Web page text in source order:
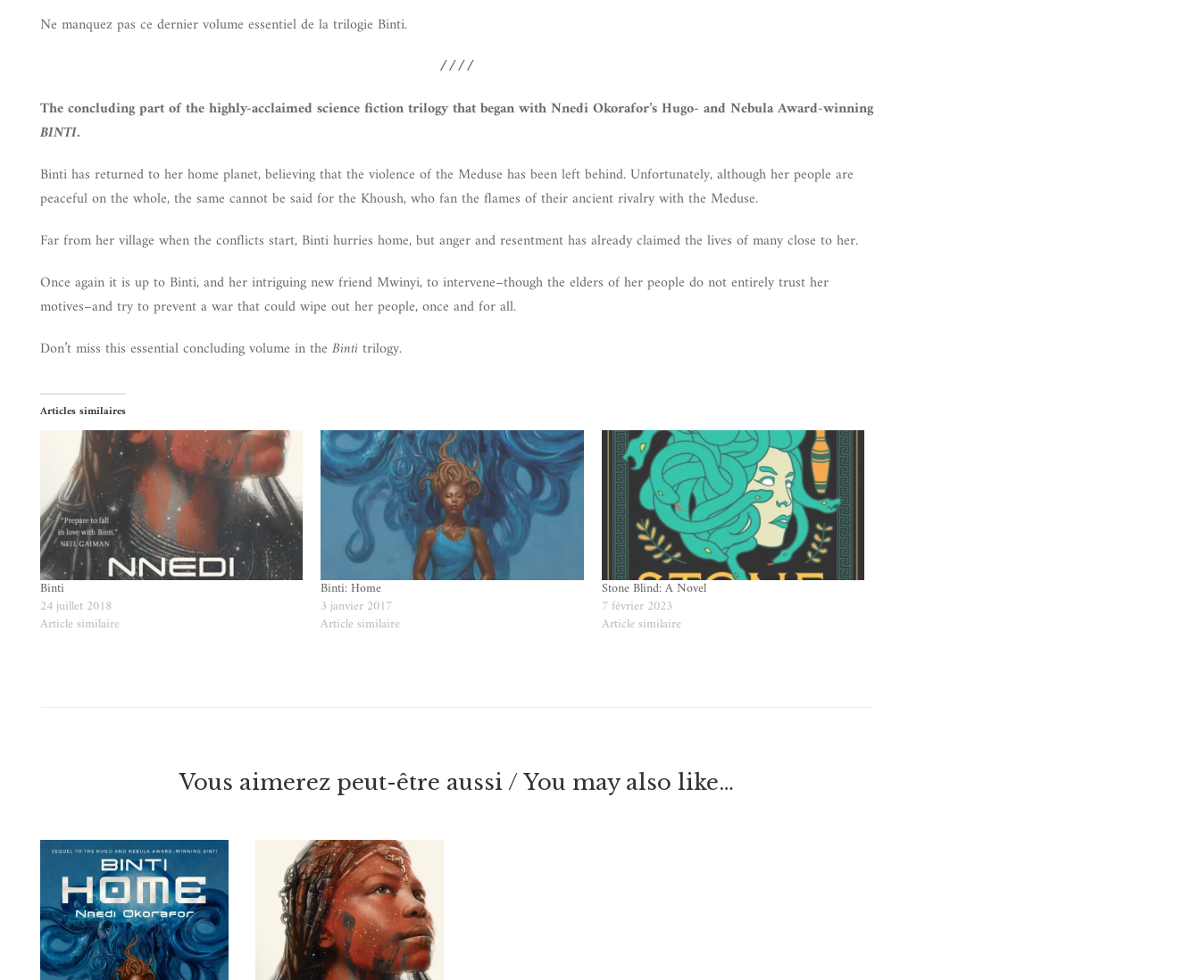
Ne manquez pas ce dernier volume essentiel de la trilogie Binti.
////
The concluding part of the highly-acclaimed science fiction trilogy that began with Nnedi Okorafor’s Hugo- and Nebula Award-winning
BINTI.
Binti has returned to her home planet, believing that the violence of the Meduse has been left behind. Unfortunately, although her people are
peaceful on the whole, the same cannot be said for the Khoush, who fan the flames of their ancient rivalry with the Meduse.
Far from her village when the conflicts start, Binti hurries home, but anger and resentment has already claimed the lives of many close to her.
Once again it is up to Binti, and her intriguing new friend Mwinyi, to intervene–though the elders of her people do not entirely trust her
motives–and try to prevent a war that could wipe out her people, once and for all.
Don’t miss this essential concluding volume in the Bintitrilogy.
Articles similaires
Binti
24 juillet 2018
Article similaire
Binti: Home
3 janvier 2017
Article similaire
Stone Blind: A Novel
7 février 2023
Article similaire
Vous aimerez peut-être aussi / You may also like…